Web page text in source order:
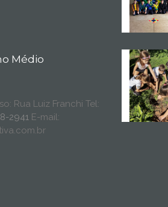
Médio
Rua Luiz Franchi Tel:
2941E-mail: